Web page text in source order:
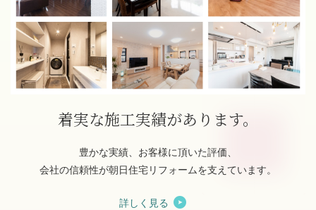
着実な施工実績があります。
豊かな実績、お客様に頂いた評価、
会社の信頼性が朝日住宅リフォームを支えています。
詳しく見る